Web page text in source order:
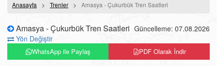
Anasayfa Trenler Amasya - Çukurbük Tren Saatleri
Amasya - Çukurbük Tren Saatleri
Yön Değiştir
Güncelleme: 07.08.2026
WhatsApp ile Paylaş PDF Olarak İndir